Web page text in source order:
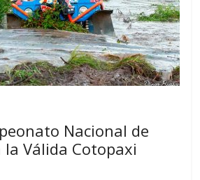
Nacional de
Válida Cotopaxi